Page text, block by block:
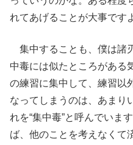
れてあげることが大事です
集中することも、僕は諸
中毒には似たところがある
の練習に集中して、練習以
なってしまうのは、あまり
れを“集中毒”と呼んでいま
ば、他のことを考えなくて